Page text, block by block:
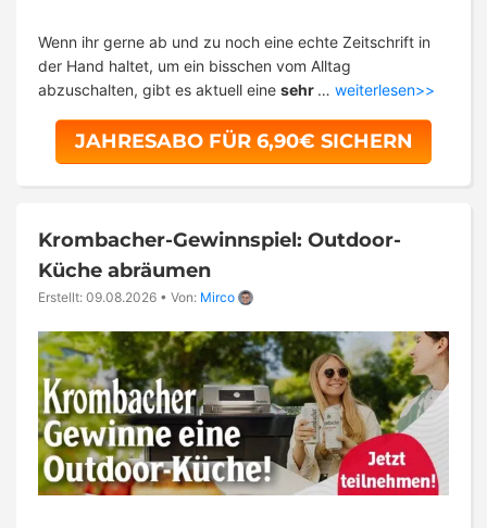
Wenn ihr gerne ab und zu noch eine echte Zeitschrift in
der Hand haltet, um ein bisschen vom Alltag
abzuschalten, gibt es aktuell eine sehr … weiterlesen>>
JAHRESABO FÜR 6,90€ SICHERN
Krombacher-Gewinnspiel: Outdoor-
Küche abräumen
Erstellt: 09.08.2026 • Von: Mirco